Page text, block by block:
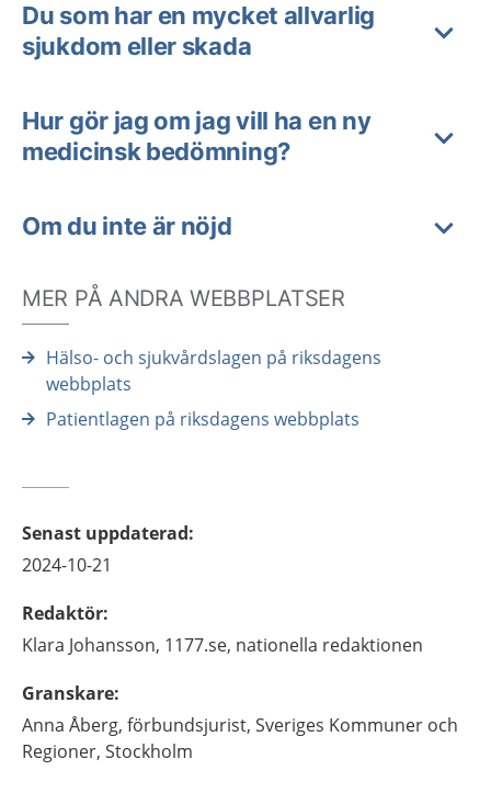
Du som har en mycket allvarlig
sjukdom eller skada
Hur gör jag om jag vill ha en ny
medicinsk bedömning?
Om du inte är nöjd
MER PÅ ANDRA WEBBPLATSER
Hälso- och sjukvårdslagen på riksdagens
webbplats
Patientlagen på riksdagens webbplats
Senast uppdaterad:
2024-10-21
Redaktör:
Klara Johansson, 1177.se, nationella redaktionen
Granskare:
Anna Åberg, förbundsjurist, Sveriges Kommuner och
Regioner, Stockholm